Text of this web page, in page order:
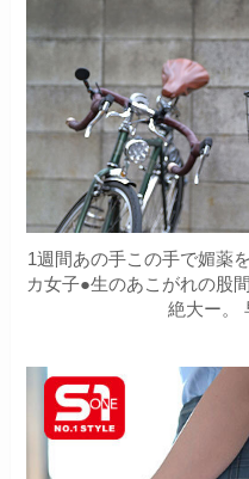
1週間あの手この手で媚薬
カ女子●生のあこがれの股
絶大ー。